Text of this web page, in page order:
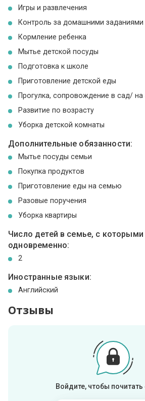
Игры и развлечения
Контроль за домашними
Кормление ребенка
Мытье детской посуды
Подготовка к школе
Приготовление детской еды
Прогулка, сопровождение в сад/ на
Развитие по возрасту
Уборка детской комнаты
Дополнительные обязанности:
Мытье посуды семьи
Покупка продуктов
Приготовление еды на семью
Разовые поручения
Уборка квартиры
Число детей в семье, с которыми
одновременно:
2
Иностранные языки:
Английский
Отзывы
Войдите, чтобы